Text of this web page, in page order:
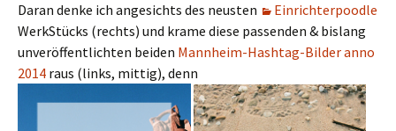
Daran denke ich angesichts des neusten
Einrichterpoodle
WerkStücks (rechts) und krame diese passenden & bislang
unveröffentlichten beiden Mannheim-Hashtag-Bilder anno
2014 raus (links, mittig), denn